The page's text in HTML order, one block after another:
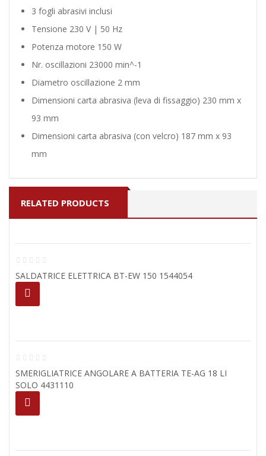
3 fogli abrasivi inclusi
Tensione 230 V | 50 Hz
Potenza motore 150 W
Nr. oscillazioni 23000 min^-1
Diametro oscillazione 2 mm
Dimensioni carta abrasiva (leva di fissaggio) 230 mm x
93 mm
Dimensioni carta abrasiva (con velcro) 187 mm x 93
mm
RELATED PRODUCTS
SALDATRICE ELETTRICA BT-EW 150 1544054
SMERIGLIATRICE ANGOLARE A BATTERIA TE-AG 18 LI
SOLO 4431110